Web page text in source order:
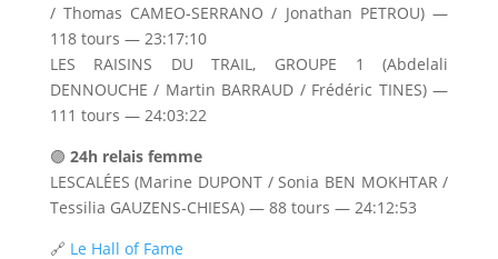
/ Thomas CAMEO‑SERRANO / Jonathan PETROU) —
118 tours — 23:17:10
LES RAISINS DU TRAIL, GROUPE 1 (Abdelali
DENNOUCHE / Martin BARRAUD / Frédéric TINES) —
111 tours — 24:03:22
🟣 24h relais femme
LESCALÉES (Marine DUPONT / Sonia BEN MOKHTAR /
Tessilia GAUZENS‑CHIESA) — 88 tours — 24:12:53
🔗 Le Hall of Fame